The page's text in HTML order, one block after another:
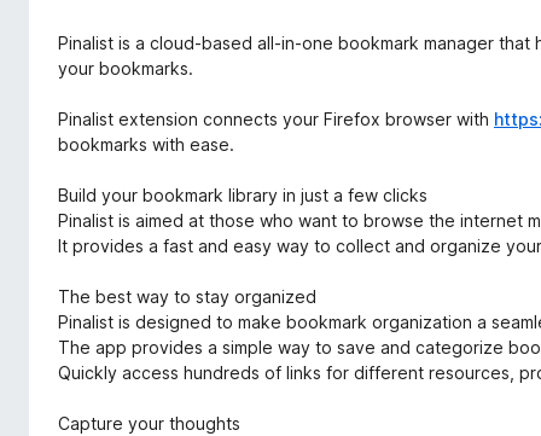
Pinalist is a cloud-based all-in-one bookmark manager that
your bookmarks.
Pinalist extension connects your Firefox browser with
bookmarks with ease.
Build your bookmark library in just a few clicks
Pinalist is aimed at those who want to browse the internet
It provides a fast and easy way to collect and organize
The best way to stay organized
Pinalist is designed to make bookmark organization a
The app provides a simple way to save and categorize
Quickly access hundreds of links for different resources,
Capture your thoughts